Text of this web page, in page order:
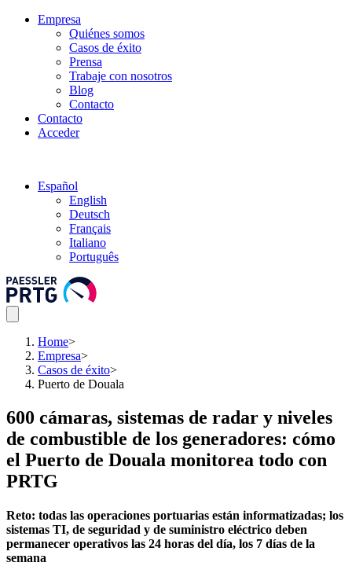
Empresa
Quiénes somos
Casos de éxito
Prensa
Trabaje con nosotros
Blog
Contacto
Contacto
Acceder
Español
English
Deutsch
Français
Italiano
Português
Home>
Empresa>
Casos de éxito>
Puerto de Douala
600 cámaras, sistemas de radar y niveles
de combustible de los generadores: cómo
el Puerto de Douala monitorea todo con
PRTG
Reto: todas las operaciones portuarias están informatizadas; los
sistemas TI, de seguridad y de suministro eléctrico deben
permanecer operativos las 24 horas del día, los 7 días de la
semana